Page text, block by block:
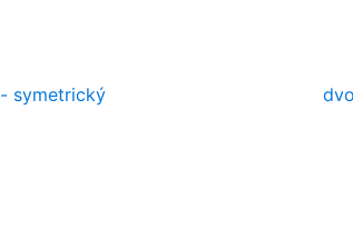
symetrický